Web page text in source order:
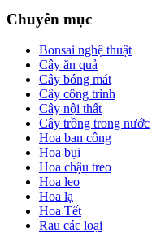
Chuyên mục
Bonsai nghệ thuật
Cây ăn quả
Cây bóng mát
Cây công trình
Cây nội thất
Cây trồng trong nước
Hoa ban công
Hoa bụi
Hoa chậu treo
Hoa leo
Hoa lạ
Hoa Tết
Rau các loại